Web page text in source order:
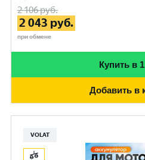
2 106руб.
2 043 руб.
при обмене
Купить в
Добавить в
VOLAT